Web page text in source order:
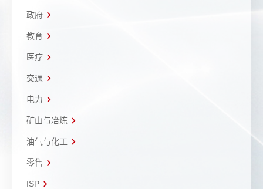
政府
教育
医疗
交通
电力
矿山与冶炼
油气与化工
零售
ISP